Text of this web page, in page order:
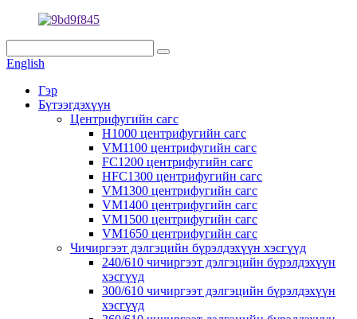
English
Гэр
Бүтээгдэхүүн
Центрифугийн сагс
H1000 центрифугийн сагс
VM1100 центрифугийн сагс
FC1200 центрифугийн сагс
HFC1300 центрифугийн сагс
VM1300 центрифугийн сагс
VM1400 центрифугийн сагс
VM1500 центрифугийн сагс
VM1650 центрифугийн сагс
Чичиргээт дэлгэцийн бүрэлдэхүүн хэсгүүд
240/610 чичиргээт дэлгэцийн бүрэлдэхүүн
хэсгүүд
300/610 чичиргээт дэлгэцийн бүрэлдэхүүн
хэсгүүд